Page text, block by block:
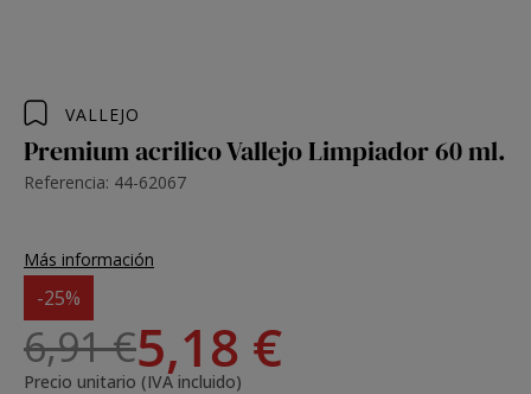
VALLEJO
Premium acrilico Vallejo Limpiador 60 ml.
Referencia: 44-62067
Más información
-25%
6,91 €5,18 €
Precio unitario (IVA incluido)